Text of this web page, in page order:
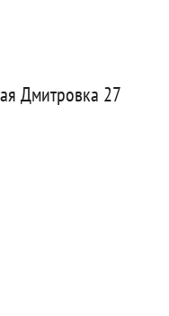
Дмитровка 27